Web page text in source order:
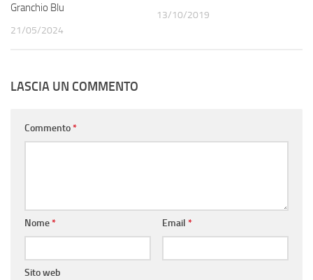
Granchio Blu
21/05/2024
13/10/2019
LASCIA UN COMMENTO
Commento*
Nome* Email *
Sito web